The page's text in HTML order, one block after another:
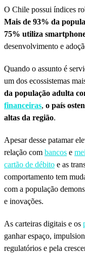
O Chile possui índices
Mais de 93% da
75% utiliza
desenvolvimento e
Quando o assunto é
um dos ecossistemas
da população adulta
financeiras, o país
altas da região.
Apesar desse patamar
relação com bancos e
cartão de débito e as
comportamento tem
com a população
e inovações.
As carteiras digitais e os
ganhar espaço,
regulatórios e pela